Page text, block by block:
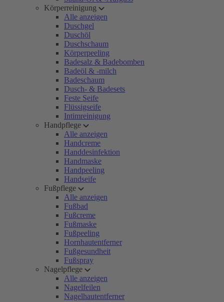
Körperreinigung
Alle anzeigen
Duschgel
Duschöl
Duschschaum
Körperpeeling
Badesalz & Badebomben
Badeöl & -milch
Badeschaum
Dusch- & Badesets
Feste Seife
Flüssigseife
Intimreinigung
Handpflege
Alle anzeigen
Handcreme
Handdesinfektion
Handmaske
Handpeeling
Handseife
Fußpflege
Alle anzeigen
Fußbad
Fußcreme
Fußmaske
Fußpeeling
Hornhautentferner
Fußgesundheit
Fußspray
Nagelpflege
Alle anzeigen
Nagelfeilen
Nagelhautentferner